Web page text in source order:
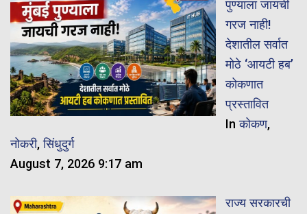
पुण्याला जायची
गरज नाही!
देशातील सर्वात
मोठे ‘आयटी हब’
कोकणात
प्रस्तावित
Inकोकण,
नोकरी,सिंधुदुर्ग
August 7, 2026 9:17 am
राज्य सरकारची